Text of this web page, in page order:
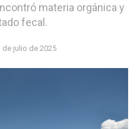
materia orgánica y
fecal.
de julio de 2025